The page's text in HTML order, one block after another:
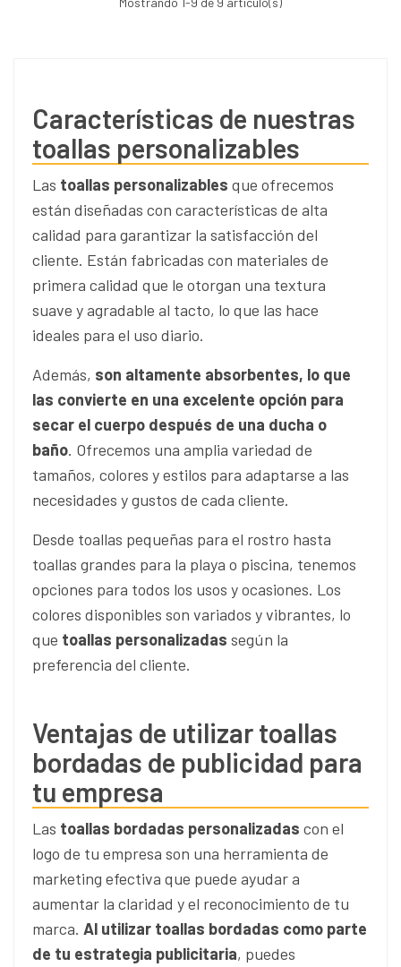
Características de nuestras
toallas personalizables
Las toallas personalizables que ofrecemos
están diseñadas con características de alta
calidad para garantizar la satisfacción del
cliente. Están fabricadas con materiales de
primera calidad que le otorgan una textura
suave y agradable al tacto, lo que las hace
ideales para el uso diario.
Además, son altamente absorbentes, lo que
las convierte en una excelente opción para
secar el cuerpo después de una ducha o
baño. Ofrecemos una amplia variedad de
tamaños, colores y estilos para adaptarse a las
necesidades y gustos de cada cliente.
Desde toallas pequeñas para el rostro hasta
toallas grandes para la playa o piscina, tenemos
opciones para todos los usos y ocasiones. Los
colores disponibles son variados y vibrantes, lo
que toallas personalizadas según la
preferencia del cliente.
Ventajas de utilizar toallas
bordadas de publicidad para
tu empresa
Las toallas bordadas personalizadas con el
logo de tu empresa son una herramienta de
marketing efectiva que puede ayudar a
aumentar la claridad y el reconocimiento de tu
marca. Al utilizar toallas bordadas como parte
de tu estrategia publicitaria, puedes